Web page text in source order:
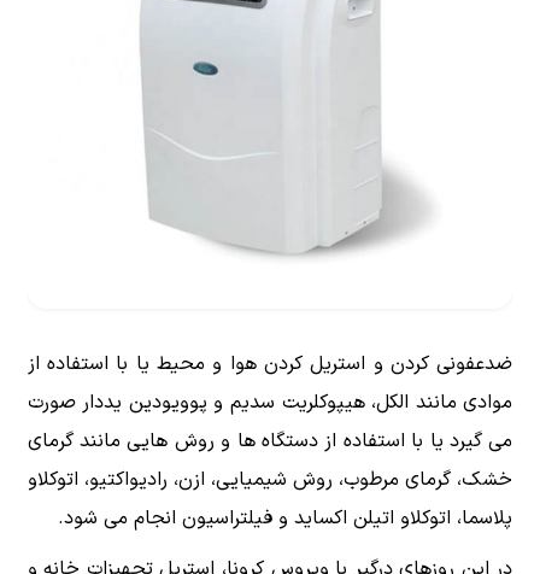
ضدعفونی کردن و استریل کردن هوا و محیط یا با استفاده از
موادی مانند الکل، هیپوکلریت سدیم و پوویودین یددار صورت
می گیرد یا با استفاده از دستگاه ها و روش هایی مانند گرمای‌
خشک، گرمای ‌مرطوب، روش شیمیایی، ازن، رادیواکتیو، اتوکلاو
پلاسما، اتوکلاو اتیلن اکساید و فیلتراسیون انجام می شود.